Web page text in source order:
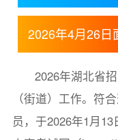
2026年4月26日
2026年湖北省
（街道）工作。符
员，于2026年1月